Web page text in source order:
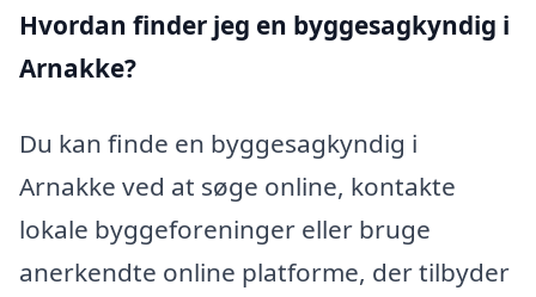
Hvordan finder jeg en byggesagkyndig i
Arnakke?
Du kan finde en byggesagkyndig i
Arnakke ved at søge online, kontakte
lokale byggeforeninger eller bruge
anerkendte online platforme, der tilbyder